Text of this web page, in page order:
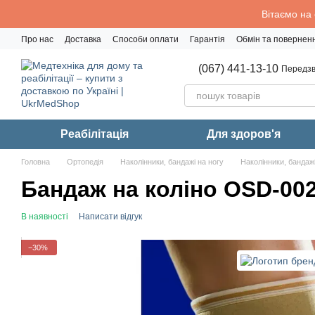
Вітаємо
Про нас Доставка Способи оплати Гарантія
Обмін та
(067) 441-13-10
Реабiлiтацiя Для здоров'я
Головна Ортопедія Наколінники, бандажі на ногу Наколінники,
Бандаж на коліно OSD-
В наявності Написати відгук
−30%